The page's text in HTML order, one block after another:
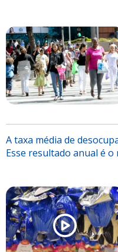
A taxa média de
Esse resultado anual é